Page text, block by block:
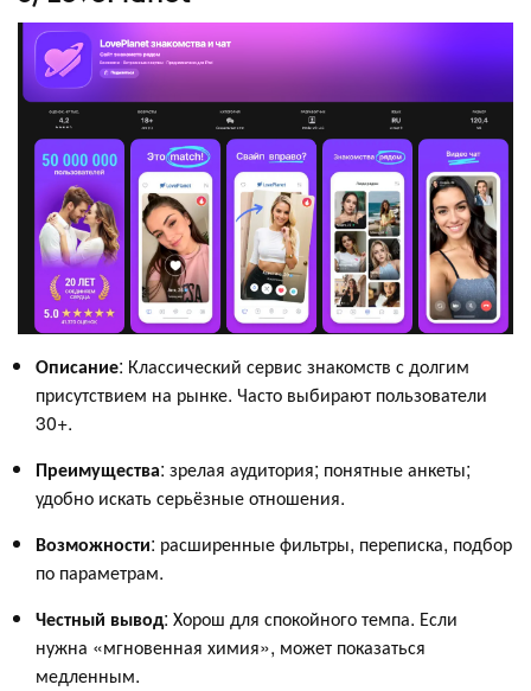
Описание: Классический сервис знакомств с долгим
присутствием на рынке. Часто выбирают пользователи
30+.
Преимущества: зрелая аудитория; понятные анкеты;
удобно искать серьёзные отношения.
Возможности: расширенные фильтры, переписка, подбор
по параметрам.
Честный вывод: Хорош для спокойного темпа. Если
нужна «мгновенная химия», может показаться
медленным.